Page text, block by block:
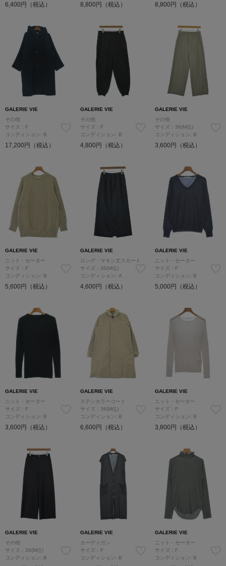
6,400円（税込） 8,800円（税込） 8,800円（税込）
GALERIE VIE
その他
サイズ：F
コンディション: B
17,200円（税込）
GALERIE VIE
その他
サイズ：F
コンディション: B
4,800円（税込）
GALERIE VIE
その他
サイズ：36(M位)
コンディション: B
3,600円（税込）
GALERIE VIE
ニット・セーター
サイズ：F
コンディション: B
5,600円（税込）
GALERIE VIE
ロング・マキシ丈スカート
サイズ：36(M位)
コンディション: A
4,600円（税込）
GALERIE VIE
ニット・セーター
サイズ：F
コンディション: B
5,000円（税込）
GALERIE VIE
ニット・セーター
サイズ：F
コンディション: B
3,600円（税込）
GALERIE VIE
ステンカラーコート
サイズ：36(M位)
コンディション: B
6,600円（税込）
GALERIE VIE
ニット・セーター
サイズ：F
コンディション: B
3,800円（税込）
GALERIE VIE
その他
サイズ：36(M位)
コンディション: B
GALERIE VIE
カーディガン
サイズ：F
コンディション: B
GALERIE VIE
ニット・セーター
サイズ：F
コンディション: B